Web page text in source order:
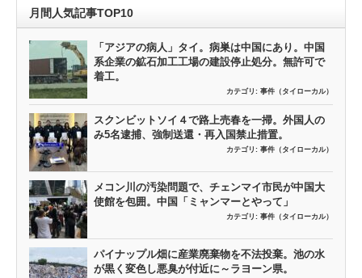
月間人気記事TOP10
「アジアの病人」タイ。病巣は中国にあり。中国
系企業の鉱石加工工場の建設停止処分。無許可で
着工。
カテゴリ: 事件（タイローカル）
スクンビットソイ４で路上売春を一掃。外国人の
み5名逮捕、強制送還・再入国禁止措置。
カテゴリ: 事件（タイローカル）
メコン川の汚染問題で、チェンマイ市民が中国大
使館を包囲。中国「ミャンマーとやって」
カテゴリ: 事件（タイローカル）
パイナップル畑に産業廃棄物を不法投棄。池の水
が黒く変色し悪臭が付近に～ラヨーン県。